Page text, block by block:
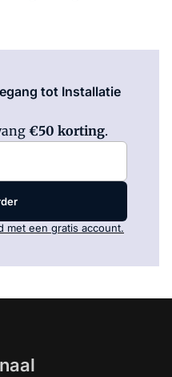
tot Installatie
€50 korting.
met een gratis account.